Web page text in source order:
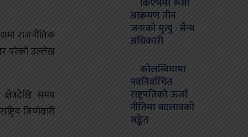
राजनीतिक
परेको उल्लेख
समग्र
जिम्मेवारी
आक्रमण तीन
जनाको मृत्यु : सैन्य
अधिकारी
कोलम्बियामा
नवनिर्वाचित
राष्ट्रपतिको ऊर्जा
नीतिमा बदलावको
सङ्केत